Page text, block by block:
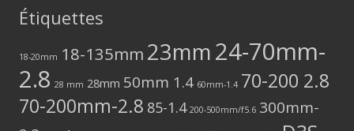
Étiquettes
18-20mm 18-135mm 23mm24-70mm-
2.8 28 mm 28mm 50mm 1.4 60mm-1.4 70-200 2.8
70-200mm-2.8 85-1.4 200-500mm/f5.6 300mm-